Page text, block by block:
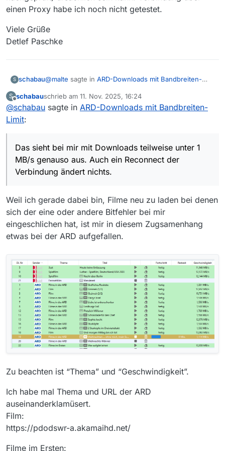
Downloads von anderen Sendern als parallele
einen Proxy habe ich noch nicht getestet.
Viele Grüße
Detlef Paschke
S schabau@malte sagte in ARD-Downloads mit Bandbreiten-
mir ist seit ein paar Tagen aufgefallen, dass
Verbindung ändert nichts.
Provider ist hier die Telekom, was bekannter maßen
(ich habe das selbst schon beobachtet und
nachgeprüft) ursächlich sein kann. Verbindung über
Viele Grüße
Detlef Paschke
S
Offline
schabauschrieb am 11. Nov. 2025, 16:24
zuletzt editiert von
@schabau sagte in ARD-Downloads mit Bandbreiten-
Limit:
Das sieht bei mir mit Downloads teilweise unter 1
MB/s genauso aus. Auch ein Reconnect der
Verbindung ändert nichts.
Weil ich gerade dabei bin, Filme neu zu laden bei denen
sich der eine oder andere Bitfehler bei mir
eingeschlichen hat, ist mir in diesem Zugsamenhang
etwas bei der ARD aufgefallen.
Zu beachten ist “Thema” und “Geschwindigkeit”.
Ich habe mal Thema und URL der ARD
auseinanderklamüsert.
Film:
https://pdodswr-a.akamaihd.net/
Filme im Ersten: